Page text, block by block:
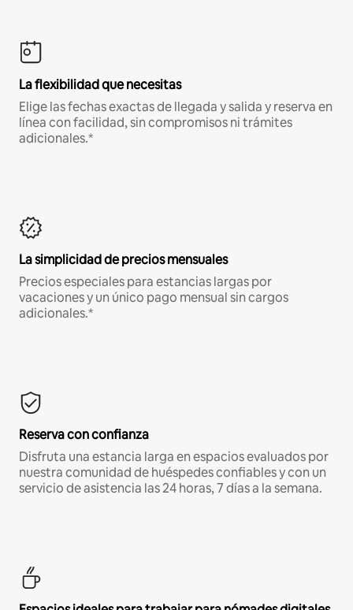
La flexibilidad que necesitas
Elige las fechas exactas de llegada y salida y reserva en
línea con facilidad, sin compromisos ni trámites
adicionales.*
La simplicidad de precios mensuales
Precios especiales para estancias largas por
vacaciones y un único pago mensual sin cargos
adicionales.*
Reserva con confianza
Disfruta una estancia larga en espacios evaluados por
nuestra comunidad de huéspedes confiables y con un
servicio de asistencia las 24 horas, 7 días a la semana.